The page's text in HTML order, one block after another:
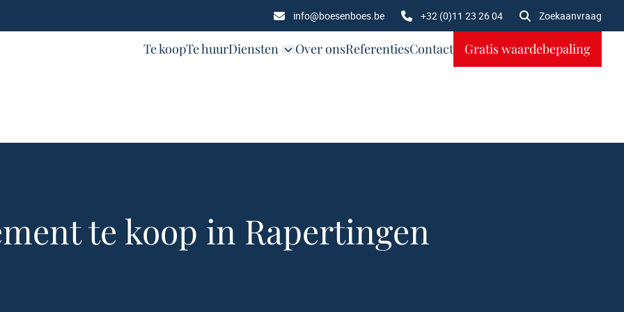
info@boesenboes.be +32 (0)11 23 26 04 Zoekaanvraag
Te koopTe huurDiensten Over onsReferentiesContact Gratis waardebepaling
te koop in Rapertingen